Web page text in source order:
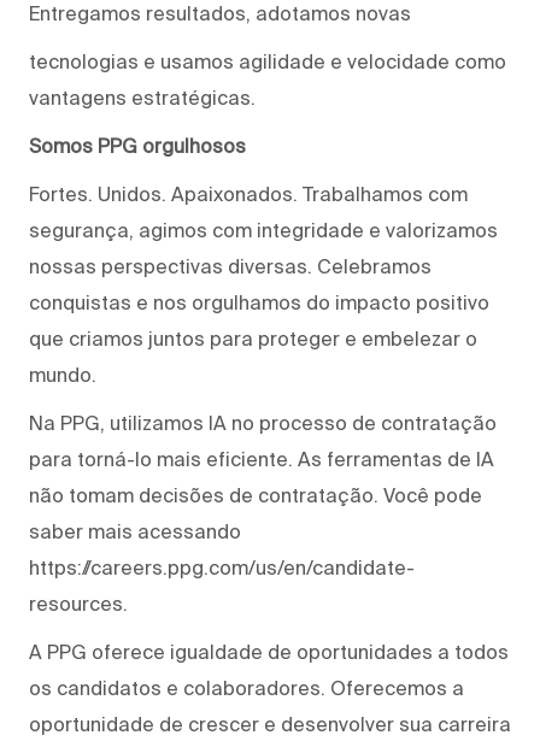
Entregamos resultados, adotamos novas
tecnologias e usamos agilidade e velocidade como
vantagens estratégicas.
Somos PPG orgulhosos
Fortes. Unidos. Apaixonados. Trabalhamos com
segurança, agimos com integridade e valorizamos
nossas perspectivas diversas. Celebramos
conquistas e nos orgulhamos do impacto positivo
que criamos juntos para proteger e embelezar o
mundo.
Na PPG, utilizamos IA no processo de contratação
para torná-lo mais eficiente. As ferramentas de IA
não tomam decisões de contratação. Você pode
saber mais acessando
https://careers.ppg.com/us/en/candidate-
resources.
A PPG oferece igualdade de oportunidades a todos
os candidatos e colaboradores. Oferecemos a
oportunidade de crescer e desenvolver sua carreira